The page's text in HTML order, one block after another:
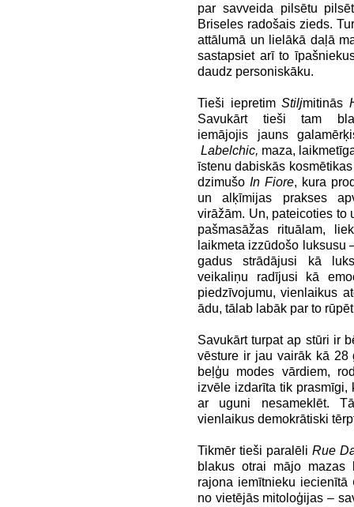
par savveida pilsētu
Briseles radošais zieds.
attālumā un lielākā daļā
sastapsiet arī to
daudz personiskāku.
Tieši iepretim Stiljmitinās
Savukārt tieši tam
iemājojis jauns
Labelchic, maza,
īstenu dabiskās
dzimušo In Fiore, kura
un alķīmijas prakses
virāžām. Un, pateicoties to
pašmasāžas rituālam,
laikmeta izzūdošo luksusu
gadus strādājusi kā
veikaliņu radījusi kā
piedzīvojumu, vienlaikus
ādu, tālab labāk par to
Savukārt turpat ap stūri ir
vēsture ir jau vairāk kā 28
beļģu modes vārdiem,
izvēle izdarīta tik prasmīgi,
ar uguni nesameklēt.
vienlaikus demokrātiski
Tikmēr tieši paralēliRue
blakus otrai mājo mazas
rajona iemītnieku iecienītā
no vietējās mitoloģijas –